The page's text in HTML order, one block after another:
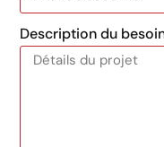
Description du